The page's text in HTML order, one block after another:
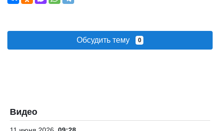
Обсудить тему 0
Видео